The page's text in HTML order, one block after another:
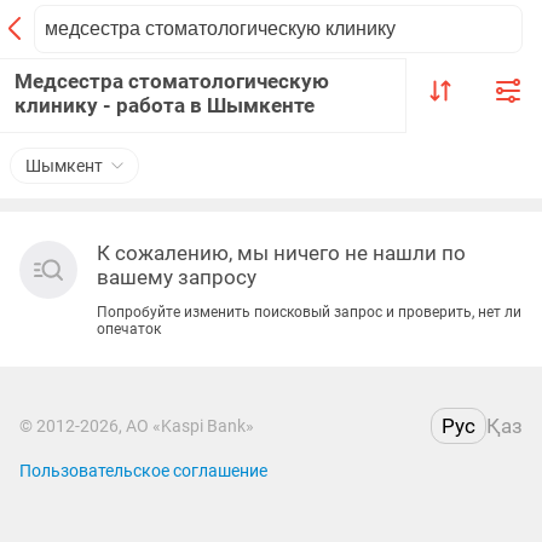
Медсестра стоматологическую
клинику - работа в Шымкенте
Шымкент
К сожалению, мы ничего не нашли по
вашему запросу
Попробуйте изменить поисковый запрос и проверить, нет ли
опечаток
© 2012-2026, АО «Kaspi Bank» Рус Қаз
Пользовательское соглашение